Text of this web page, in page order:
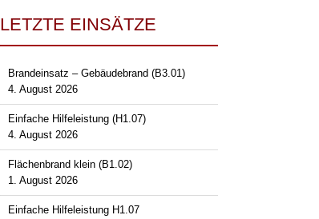
LETZTE EINSÄTZE
Brandeinsatz – Gebäudebrand (B3.01)
4. August 2026
Einfache Hilfeleistung (H1.07)
4. August 2026
Flächenbrand klein (B1.02)
1. August 2026
Einfache Hilfeleistung H1.07